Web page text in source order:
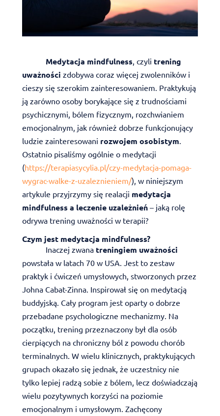
Medytacja mindfulness , czyli trening
uważności zdobywa coraz więcej zwolenników i
cieszy się szerokim zainteresowaniem. Praktykują
ją zarówno osoby borykające się z trudnościami
psychicznymi, bólem fizycznym, rozchwianiem
emocjonalnym, jak również dobrze funkcjonujący
ludzie zainteresowani rozwojem osobistym
Ostatnio pisaliśmy ogólnie o medytacji
(https://terapiasycylia.pl/czy-medytacja-pomaga-
wygrac-walke-z-uzaleznieniem/), w niniejszym
artykule przyjrzymy się realacji medytacja
mindfulness a leczenie uzależnień– jaką rolę
odrywa trening uważności w terapii?
Czym jest medytacja mindfulness?
Inaczej zwana treningiem uważności
powstała w latach 70 w USA. Jest to zestaw
praktyk i ćwiczeń umysłowych, stworzonych przez
Johna Cabat-Zinna. Inspirował się on medytacją
buddyjską. Cały program jest oparty o dobrze
przebadane psychologiczne mechanizmy. Na
początku, trening przeznaczony był dla osób
cierpiących na chroniczny ból z powodu chorób
terminalnych. W wielu klinicznych, praktykujących
grupach okazało się jednak, że uczestnicy nie
tylko lepiej radzą sobie z bólem, lecz doświadczają
wielu pozytywnych korzyści na poziomie
emocjonalnym i umysłowym. Zachęcony